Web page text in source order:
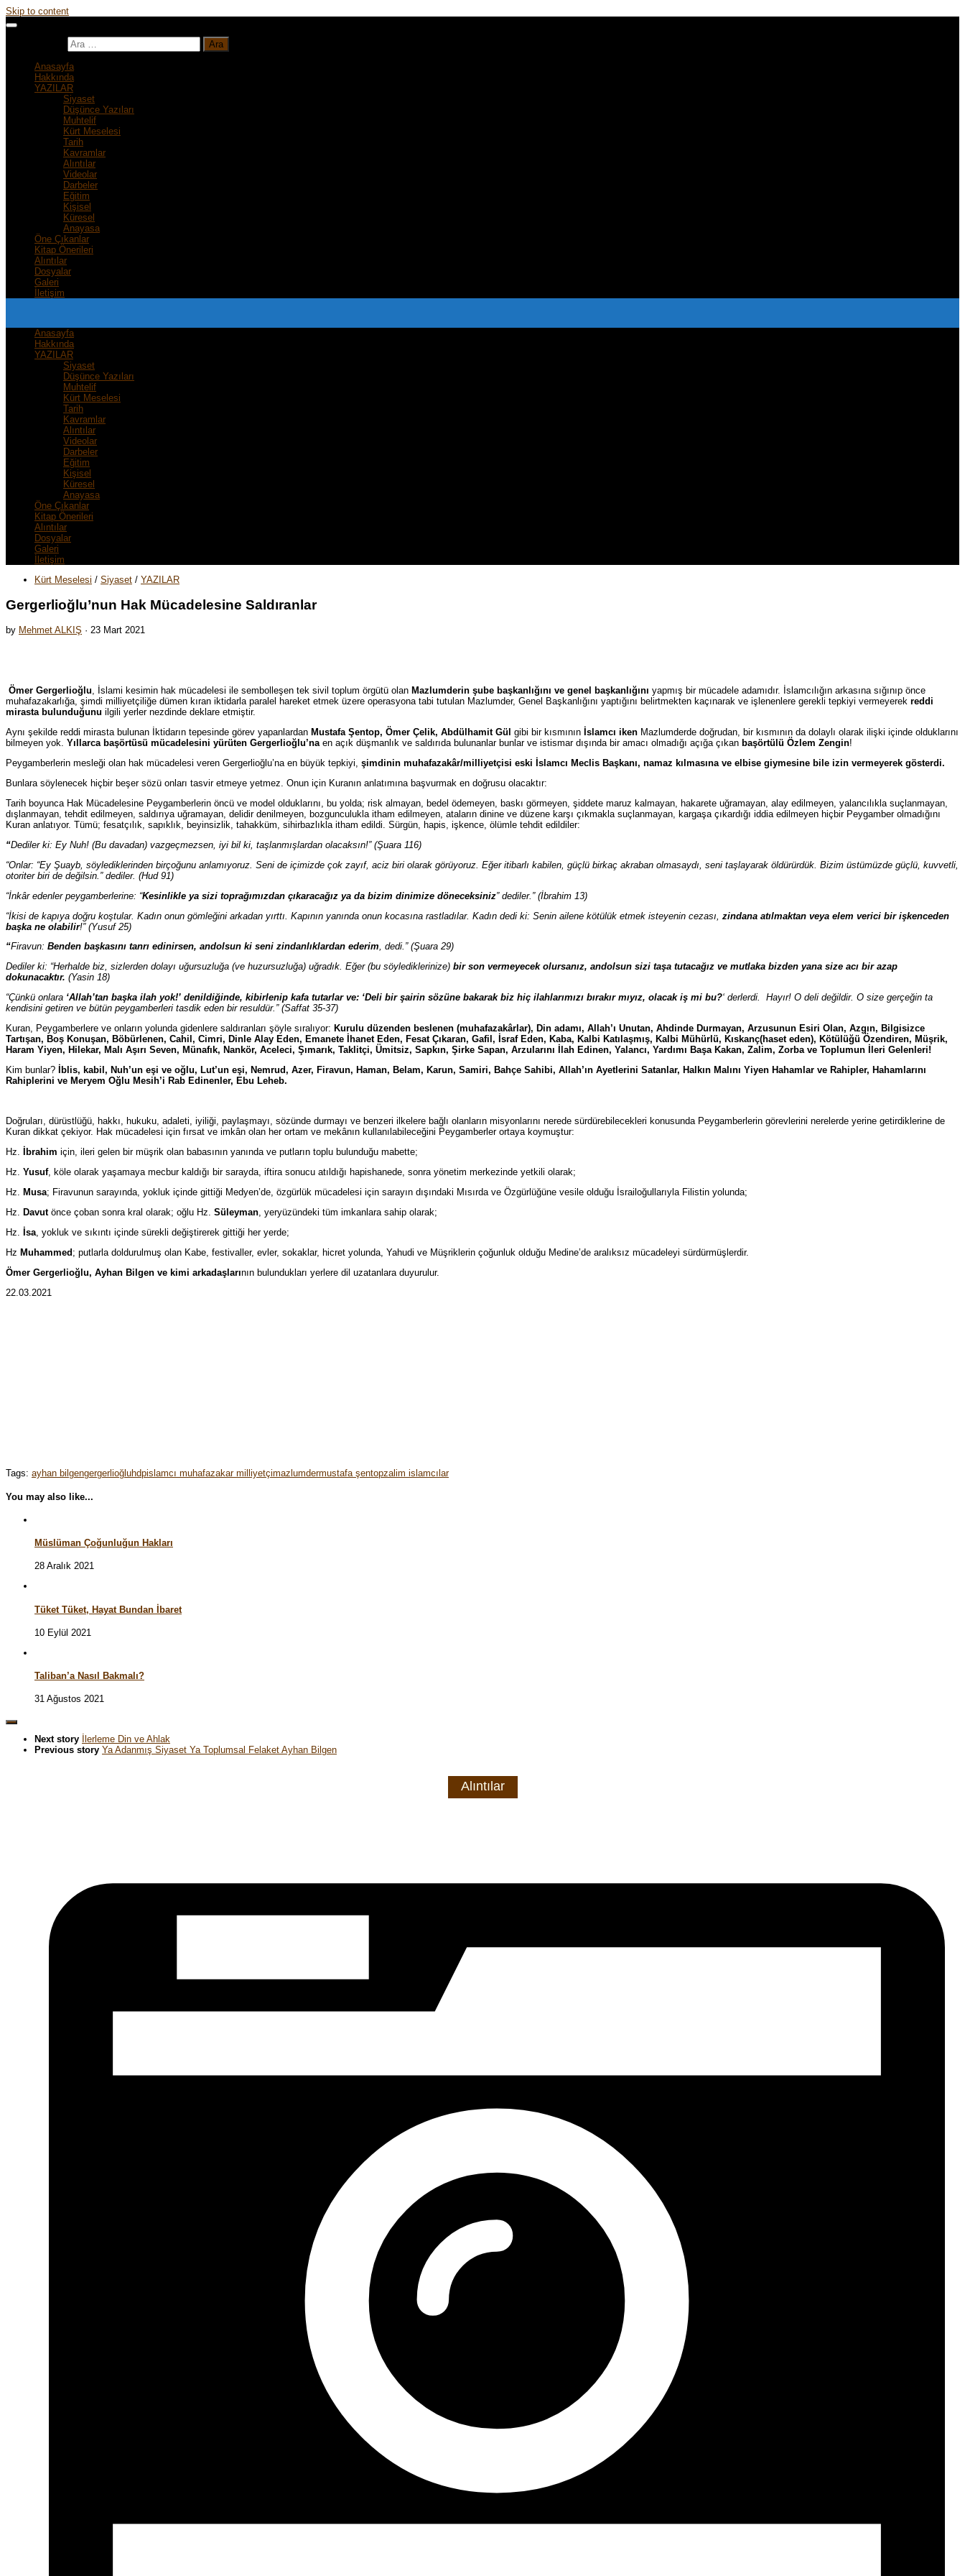
Skip to content
Anasayfa
Hakkında
YAZILAR
Siyaset
Düşünce Yazıları
Muhtelif
Kürt Meselesi
Tarih
Kavramlar
Alıntılar
Videolar
Darbeler
Eğitim
Kişisel
Küresel
Anayasa
Öne Çıkanlar
Kitap Önerileri
Alıntılar
Dosyalar
Galeri
İletişim
Anasayfa
Hakkında
YAZILAR
Siyaset
Düşünce Yazıları
Muhtelif
Kürt Meselesi
Tarih
Kavramlar
Alıntılar
Videolar
Darbeler
Eğitim
Kişisel
Küresel
Anayasa
Öne Çıkanlar
Kitap Önerileri
Alıntılar
Dosyalar
Galeri
İletişim
Kürt Meselesi / Siyaset / YAZILAR
Gergerlioğlu’nun Hak Mücadelesine Saldıranlar
by Mehmet ALKIŞ · 23 Mart 2021
Ömer Gergerlioğlu , İslami kesimin hak mücadelesi ile sembolleşen tek sivil toplum örgütü olan Mazlumderin şube başkanlığını ve genel başkanlığını yapmış bir mücadele adamıdır. İslamcılığın arkasına sığınıp önce
muhafazakarlığa, şimdi milliyetçiliğe dümen kıran iktidarla paralel hareket etmek üzere operasyona tabi tutulan Mazlumder, Genel Başkanlığını yaptığını belirtmekten kaçınarak ve işlenenlere gerekli tepkiyi vermeyerek reddi
mirasta bulunduğunu ilgili yerler nezdinde deklare etmiştir.
Aynı şekilde reddi mirasta bulunan İktidarın tepesinde görev yapanlardan Mustafa Şentop, Ömer Çelik, Abdülhamit Gül gibi bir kısmının İslamcı iken Mazlumderde doğrudan, bir kısmının da dolaylı olarak ilişki içinde olduklarını
bilmeyen yok. Yıllarca başörtüsü mücadelesini yürüten Gergerlioğlu’na en açık düşmanlık ve saldırıda bulunanlar bunlar ve istismar dışında bir amacı olmadığı açığa çıkan başörtülü Özlem Zengin!
Peygamberlerin mesleği olan hak mücadelesi veren Gergerlioğlu’na en büyük tepkiyi, şimdinin muhafazakâr/milliyetçisi eski İslamcı Meclis Başkanı, namaz kılmasına ve elbise giymesine bile izin vermeyerek gösterdi.
Bunlara söylenecek hiçbir beşer sözü onları tasvir etmeye yetmez. Onun için Kuranın anlatımına başvurmak en doğrusu olacaktır:
Tarih boyunca Hak Mücadelesine Peygamberlerin öncü ve model olduklarını, bu yolda; risk almayan, bedel ödemeyen, baskı görmeyen, şiddete maruz kalmayan, hakarete uğramayan, alay edilmeyen, yalancılıkla suçlanmayan,
dışlanmayan, tehdit edilmeyen, saldırıya uğramayan, delidir denilmeyen, bozgunculukla itham edilmeyen, ataların dinine ve düzene karşı çıkmakla suçlanmayan, kargaşa çıkardığı iddia edilmeyen hiçbir Peygamber olmadığını
Kuran anlatıyor. Tümü; fesatçılık, sapıklık, beyinsizlik, tahakküm, sihirbazlıkla itham edildi. Sürgün, hapis, işkence, ölümle tehdit edildiler:
“Dediler ki: Ey Nuh! (Bu davadan) vazgeçmezsen, iyi bil ki, taşlanmışlardan olacaksın!” (Şuara 116)
“Onlar: “Ey Şuayb, söylediklerinden birçoğunu anlamıyoruz. Seni de içimizde çok zayıf, aciz biri olarak görüyoruz. Eğer itibarlı kabilen, güçlü birkaç akraban olmasaydı, seni taşlayarak öldürürdük. Bizim üstümüzde güçlü, kuvvetli,
otoriter biri de değilsin.” dediler. (Hud 91)
“İnkâr edenler peygamberlerine: “Kesinlikle ya sizi toprağımızdan çıkaracağız ya da bizim dinimize döneceksiniz” dediler.” (İbrahim 13)
“İkisi de kapıya doğru koştular. Kadın onun gömleğini arkadan yırttı. Kapının yanında onun kocasına rastladılar. Kadın dedi ki: Senin ailene kötülük etmek isteyenin cezası, zindana atılmaktan veya elem verici bir işkenceden
başka ne olabilir!” (Yusuf 25)
“Firavun: Benden başkasını tanrı edinirsen, andolsun ki seni zindanlıklardan ederim, dedi.” (Şuara 29)
Dediler ki: “Herhalde biz, sizlerden dolayı uğursuzluğa (ve huzursuzluğa) uğradık. Eğer (bu söylediklerinize) bir son vermeyecek olursanız, andolsun sizi taşa tutacağız ve mutlaka bizden yana size acı bir azap
dokunacaktır. (Yasin 18)
“Çünkü onlara ‘Allah’tan başka ilah yok!’ denildiğinde, kibirlenip kafa tutarlar ve: ‘Deli bir şairin sözüne bakarak biz hiç ilahlarımızı bırakır mıyız, olacak iş mi bu?‘ derlerdi. Hayır! O deli değildir. O size gerçeğin ta
kendisini getiren ve bütün peygamberleri tasdik eden bir resuldür.” (Saffat 35-37)
Kuran, Peygamberlere ve onların yolunda gidenlere saldıranları şöyle sıralıyor: Kurulu düzenden beslenen (muhafazakârlar), Din adamı, Allah’ı Unutan, Ahdinde Durmayan, Arzusunun Esiri Olan, Azgın, Bilgisizce
Tartışan, Boş Konuşan, Böbürlenen, Cahil, Cimri, Dinle Alay Eden, Emanete İhanet Eden, Fesat Çıkaran, Gafil, İsraf Eden, Kaba, Kalbi Katılaşmış, Kalbi Mühürlü, Kıskanç(haset eden), Kötülüğü Özendiren, Müşrik,
Haram Yiyen, Hilekar, Malı Aşırı Seven, Münafık, Nankör, Aceleci, Şımarık, Taklitçi, Ümitsiz, Sapkın, Şirke Sapan, Arzularını İlah Edinen, Yalancı, Yardımı Başa Kakan, Zalim, Zorba ve Toplumun İleri Gelenleri!
Kim bunlar?
İblis, kabil, Nuh’un eşi ve oğlu, Lut’un eşi, Nemrud, Azer, Firavun, Haman, Belam, Karun, Samiri, Bahçe Sahibi, Allah’ın Ayetlerini Satanlar, Halkın Malını Yiyen Hahamlar ve Rahipler, Hahamlarını
Rahiplerini ve Meryem Oğlu Mesih’i Rab Edinenler, Ebu Leheb.
Doğruları, dürüstlüğü, hakkı, hukuku, adaleti, iyiliği, paylaşmayı, sözünde durmayı ve benzeri ilkelere bağlı olanların misyonlarını nerede sürdürebilecekleri konusunda Peygamberlerin görevlerini nerelerde yerine getirdiklerine de
Kuran dikkat çekiyor. Hak mücadelesi için fırsat ve imkân olan her ortam ve mekânın kullanılabileceğini Peygamberler ortaya koymuştur:
Hz.
İbrahim için, ileri gelen bir müşrik olan babasının yanında ve putların toplu bulunduğu mabette;
Hz. Yusuf, köle olarak yaşamaya mecbur kaldığı bir sarayda, iftira sonucu atıldığı hapishanede, sonra yönetim merkezinde yetkili olarak;
Hz. Musa; Firavunun sarayında, yokluk içinde gittiği Medyen’de, özgürlük mücadelesi için sarayın dışındaki Mısırda ve Özgürlüğüne vesile olduğu İsrailoğullarıyla Filistin yolunda;
Hz.
Davutönce çoban sonra kral olarak; oğlu Hz. Süleyman , yeryüzündeki tüm imkanlara sahip olarak;
Hz.
İsa , yokluk ve sıkıntı içinde sürekli değiştirerek gittiği her yerde;
Hz Muhammed ; putlarla doldurulmuş olan Kabe, festivaller, evler, sokaklar, hicret yolunda, Yahudi ve Müşriklerin çoğunluk olduğu Medine’de aralıksız mücadeleyi sürdürmüşlerdir.
Ömer Gergerlioğlu, Ayhan Bilgen ve kimi arkadaşlarının bulundukları yerlere dil uzatanlara duyurulur.
22.03.2021
Tags: ayhan bilgengergerlioğluhdpislamcı muhafazakar milliyetçimazlumdermustafa şentopzalim islamcılar
You may also like...
Müslüman Çoğunluğun Hakları
28 Aralık 2021
Tüket Tüket, Hayat Bundan İbaret
10 Eylül 2021
Taliban’a Nasıl Bakmalı?
31 Ağustos 2021
Next story
İlerleme Din ve Ahlak
Previous story Ya Adanmış Siyaset Ya Toplumsal Felaket Ayhan Bilgen
Alıntılar